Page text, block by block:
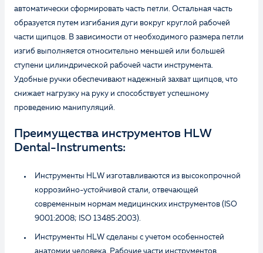
автоматически сформировать часть петли. Остальная часть
образуется путем изгибания дуги вокруг круглой рабочей
части щипцов. В зависимости от необходимого размера петли
изгиб выполняется относительно меньшей или большей
ступени цилиндрической рабочей части инструмента.
Удобные ручки обеспечивают надежный захват щипцов, что
снижает нагрузку на руку и способствует успешному
проведению манипуляций.
Преимущества инструментов HLW
Dental-Instruments:
Инструменты HLW изготавливаются из высокопрочной
коррозийно-устойчивой стали, отвечающей
современным нормам медицинских инструментов (ISO
9001:2008; ISO 13485:2003).
Инструменты HLW сделаны с учетом особенностей